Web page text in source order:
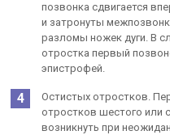
позвонка сдвигается
и затронуты
разломы ножек дуги. В
отростка первый
эпистрофей.
Остистых отростков.
отростков шестого или
возникнуть при